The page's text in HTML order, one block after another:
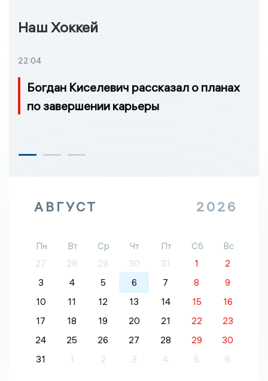
Наш Хоккей
22:04
Богдан Киселевич рассказал о планах
по завершении карьеры
АВГУСТ 2026
Пн Вт Ср Чт Пт Сб
Вс
27
28 29 30 31 1
2
3
4 5 6 7 8
9
10
11 12 13 14 15
16
17
18 19 20 21 22
23
24
25 26 27 28 29
30
31
1 2 3 4 5 6